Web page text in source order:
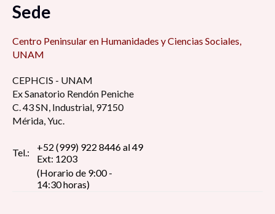
Sede
Centro Peninsular en Humanidades y Ciencias Sociales,
UNAM
CEPHCIS - UNAM
Ex Sanatorio Rendón Peniche
C. 43 SN, Industrial, 97150
Mérida, Yuc.
Tel.:
+52 (999) 922 8446 al 49
Ext: 1203
(Horario de 9:00 -
14:30 horas)